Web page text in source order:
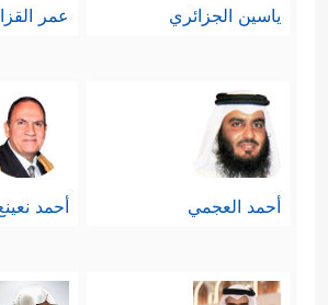
ياسين الجزائري عمر
أحمد العجمي أحمد